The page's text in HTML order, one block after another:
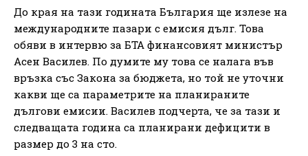
До края на тази годината България ще излезе на
международните пазари с емисия дълг. Това
обяви в интервю за БТА финансовият министър
Асен Василев. По думите му това се налага във
връзка със Закона за бюджета, но той не уточни
какви ще са параметрите на планираните
дългови емисии. Василев подчерта, че за тази и
следващата година са планирани дефицити в
размер до 3 на сто.